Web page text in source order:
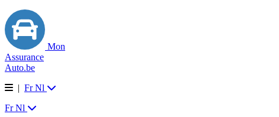
Mon
Assurance
Auto.be
| Fr Nl
Fr Nl